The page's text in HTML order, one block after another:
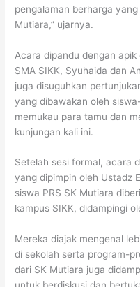
pengalaman berharga
Mutiara,” ujarnya.
Acara dipandu dengan apik
SMA SIKK, Syuhaida dan
juga disuguhkan
yang dibawakan oleh
memukau para tamu dan
kunjungan kali ini.
Setelah sesi formal, acara
yang dipimpin oleh Ustadz
siswa PRS SK Mutiara
kampus SIKK, didampingi
Mereka diajak mengenal
di sekolah serta program-
dari SK Mutiara juga